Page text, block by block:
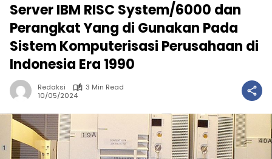
Server IBM RISC System/6000 dan
Perangkat Yang di Gunakan Pada
Sistem Komputerisasi Perusahaan di
Indonesia Era 1990
Redaksi
3 Min Read
10/05/2024